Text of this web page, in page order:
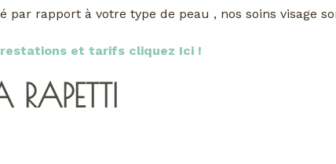
par rapport à votre type de peau , nos soins visage
et tarifs cliquez Ici !